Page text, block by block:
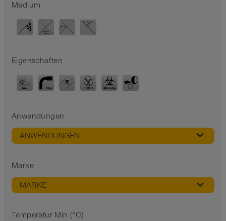
Medium
Eigenschaften
Anwendungen
ANWENDUNGEN
Marke
MARKE
Temperatur Min (°C)